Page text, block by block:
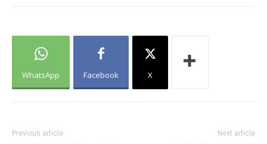
WhatsApp Facebook X
Previous article Next article